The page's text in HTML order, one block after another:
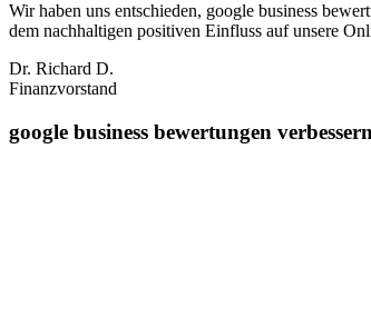
Wir haben uns entschieden, google business
dem nachhaltigen positiven Einfluss auf unsere
Dr. Richard D.
Finanzvorstand
google business bewertungen